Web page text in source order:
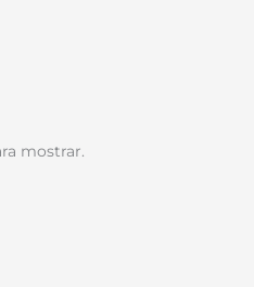
mostrar.